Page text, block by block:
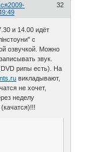
32
2009-
и 14.00 идёт
с
озвучкой. Можно
звук.
рипы есть). На
викладывают,
не хочет,
неделу